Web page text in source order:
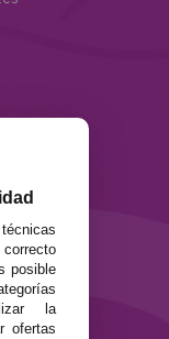
uso
posible
la
ofertas